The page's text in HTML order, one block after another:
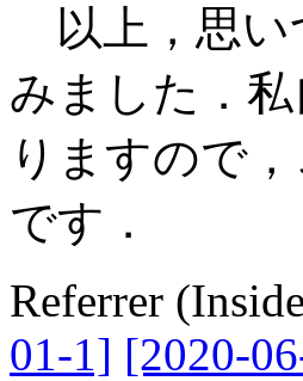
以上，思い
みました．
りますので
です．
Referrer
01-1] [2020-